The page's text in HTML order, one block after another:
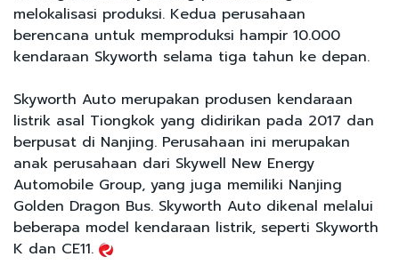
melokalisasi produksi. Kedua perusahaan
berencana untuk memproduksi hampir 10.000
kendaraan Skyworth selama tiga tahun ke depan.
Skyworth Auto merupakan produsen kendaraan
listrik asal Tiongkok yang didirikan pada 2017 dan
berpusat di Nanjing. Perusahaan ini merupakan
anak perusahaan dari Skywell New Energy
Automobile Group, yang juga memiliki Nanjing
Golden Dragon Bus. Skyworth Auto dikenal melalui
beberapa model kendaraan listrik, seperti Skyworth
K dan CE11.